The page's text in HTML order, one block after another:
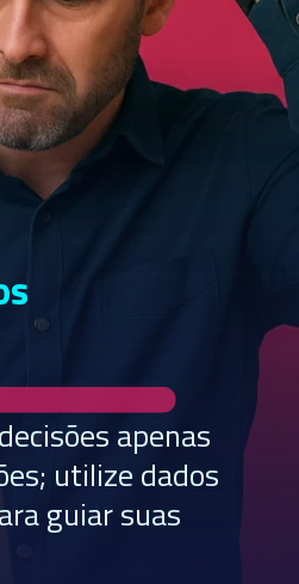
apenas
utilize dados
guiar suas